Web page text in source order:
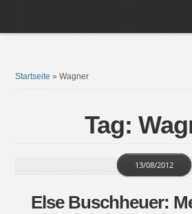
Startseite »Wagner
Tag:
Else Buschheuer:
13/08/2012